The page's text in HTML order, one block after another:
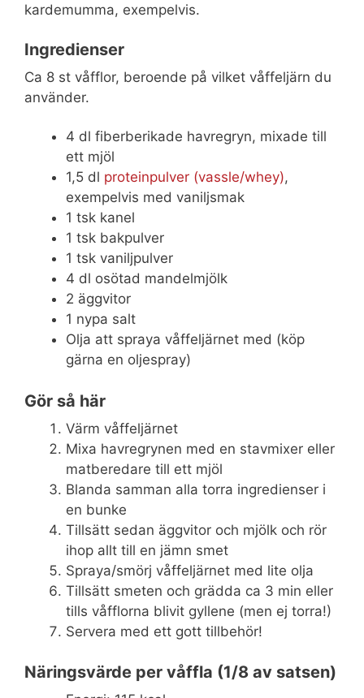
kardemumma, exempelvis.
Ingredienser
Ca 8 st våfflor, beroende på vilket våffeljärn du
använder.
4 dl fiberberikade havregryn, mixade till
ett mjöl
1,5 dl proteinpulver (vassle/whey),
exempelvis med vaniljsmak
1 tsk kanel
1 tsk bakpulver
1 tsk vaniljpulver
4 dl osötad mandelmjölk
2 äggvitor
1 nypa salt
Olja att spraya våffeljärnet med (köp
gärna en oljespray)
Gör så här
Värm våffeljärnet
Mixa havregrynen med en stavmixer eller
matberedare till ett mjöl
Blanda samman alla torra ingredienser i
en bunke
Tillsätt sedan äggvitor och mjölk och rör
ihop allt till en jämn smet
Spraya/smörj våffeljärnet med lite olja
Tillsätt smeten och grädda ca 3 min eller
tills våfflorna blivit gyllene (men ej torra!)
Servera med ett gott tillbehör!
Näringsvärde per våffla (1/8 av satsen)